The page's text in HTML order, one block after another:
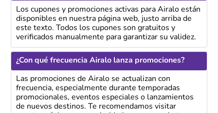
Los cupones y promociones activas para Airalo están
disponibles en nuestra página web, justo arriba de
este texto. Todos los cupones son gratuitos y
verificados manualmente para garantizar su validez.
¿Con qué frecuencia Airalo lanza promociones?
Las promociones de Airalo se actualizan con
frecuencia, especialmente durante temporadas
promocionales, eventos especiales o lanzamientos
de nuevos destinos. Te recomendamos visitar